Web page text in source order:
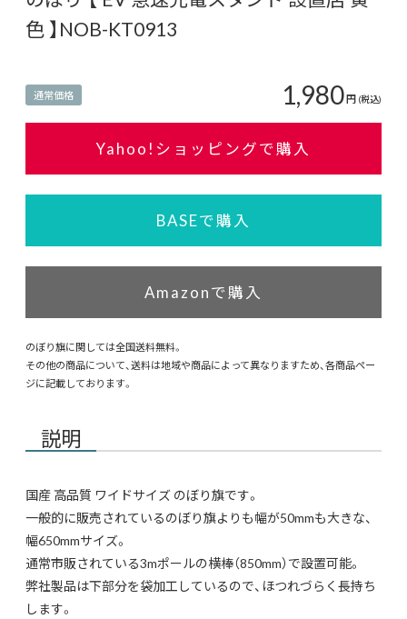
色 】NOB-KT0913
通常価格 1,980円 (税込)
Yahoo!ショッピングで購入
BASEで購入
Amazonで購入
のぼり旗に関しては全国送料無料。
その他の商品について、送料は地域や商品によって異なりますため、各商品ペー
ジに記載しております。
説明
国産 高品質 ワイドサイズ のぼり旗です。
一般的に販売されているのぼり旗よりも幅が50mmも大きな、
幅650mmサイズ。
通常市販されている3mポールの横棒（850mm）で設置可能。
弊社製品は下部分を袋加工しているので、ほつれづらく長持ち
します。